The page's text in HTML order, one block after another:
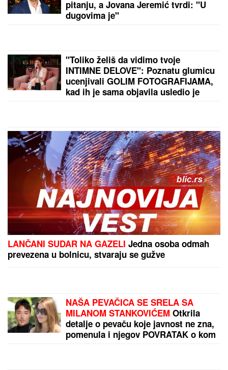
ANELI DOBILA PREPISKE FILIPA I JOVANE
CVIJANOVIĆOdmah se oglasila: "Sve dođe do
mene", evo da li je kontaktirala Đukića